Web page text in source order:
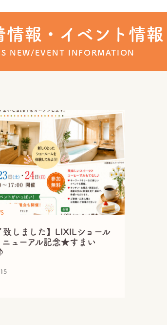
情報・イベント情報
NEW/EVENT INFORMATION
致しました】LIXILショール
ニューアル記念★すまい